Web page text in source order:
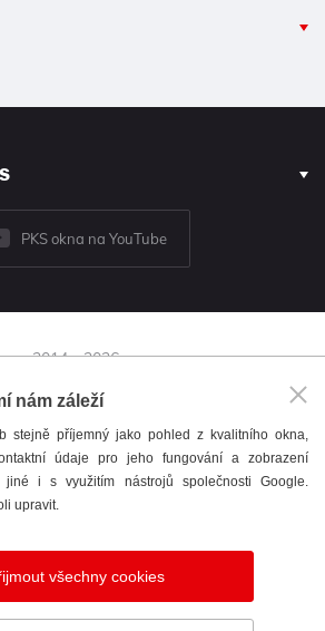
PKS okna na YouTube
2014 - 2026
Brněnská 126/38,
01 Žďár nad Sázavou
+420 566 697 301
okna@pks.cz
Vytvořil webProgress
nám záleží
stejně příjemný jako pohled z kvalitního okna,
údaje pro jeho fungování a zobrazení
i s využitím nástrojů společnosti Google.
upravit.
všechny cookies